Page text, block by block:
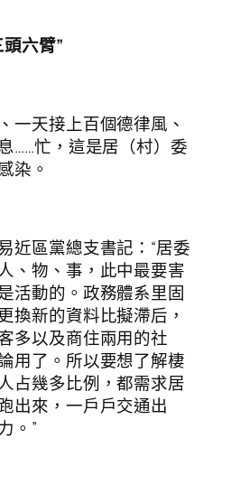
六臂”
天接上百個德律風、
……忙，這是居（村）委
染。
區黨總支書記：“居委
、物、事，此中最要害
活動的。政務體系里固
換新的資料比擬滯后，
多以及商住兩用的社
用了。所以要想了解棲
占幾多比例，都需求居
出來，一戶戶交通出
。”